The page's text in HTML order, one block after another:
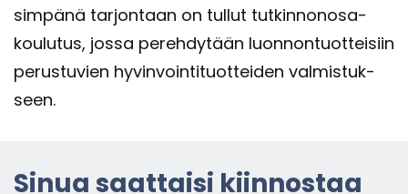
sim­pä­nä tar­jon­taan on tul­lut tut­kin­non­osa­
kou­lu­tus, jossa pe­reh­dy­tään luon­non­tuot­tei­siin
pe­rus­tu­vien hy­vin­voin­ti­tuot­tei­den val­mis­tuk­
seen.
Sinua saat­tai­si kiin­nos­taa